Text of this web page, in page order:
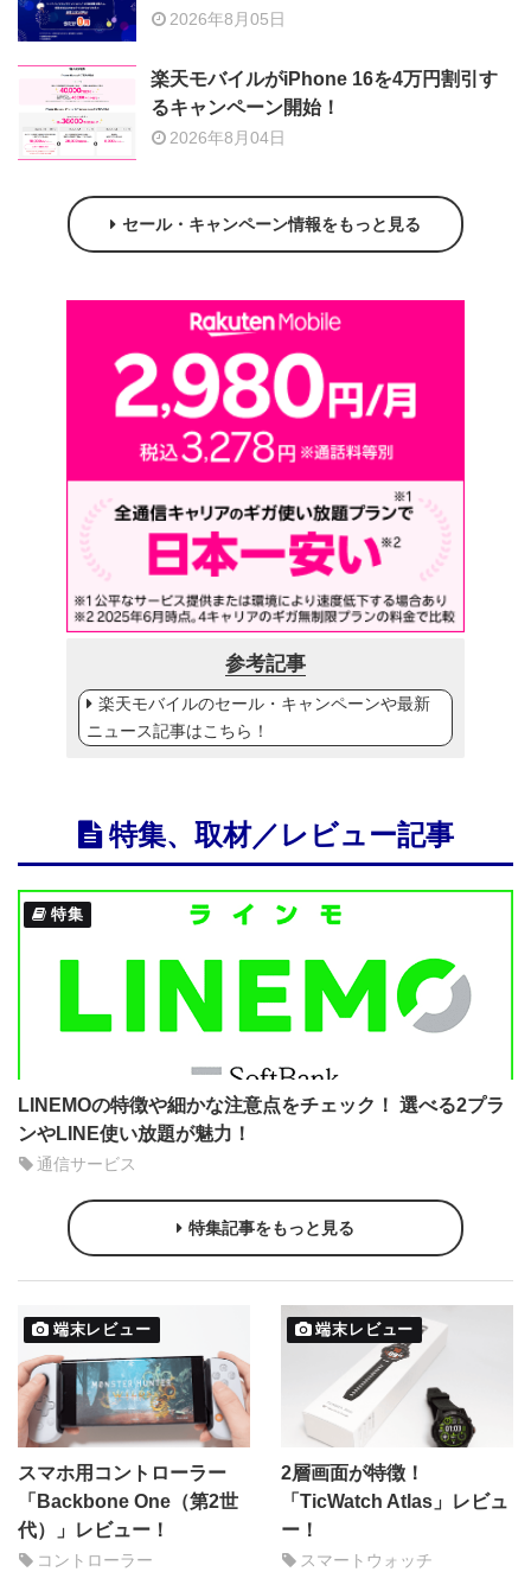
2026年8月05日
楽天モバイルがiPhone 16を4万円割引す
るキャンペーン開始！
2026年8月04日
セール・キャンペーン情報をもっと見る
参考記事
楽天モバイルのセール・キャンペーンや最新
ニュース記事はこちら！
特集、取材／レビュー記事
特集
LINEMOの特徴や細かな注意点をチェック！ 選べる2プラ
ンやLINE使い放題が魅力！
通信サービス
特集記事をもっと見る
端末レビュー
スマホ用コントローラー
「Backbone One（第2世
代）」レビュー！
コントローラー
端末レビュー
2層画面が特徴！
「TicWatch Atlas」レビュ
ー！
スマートウォッチ